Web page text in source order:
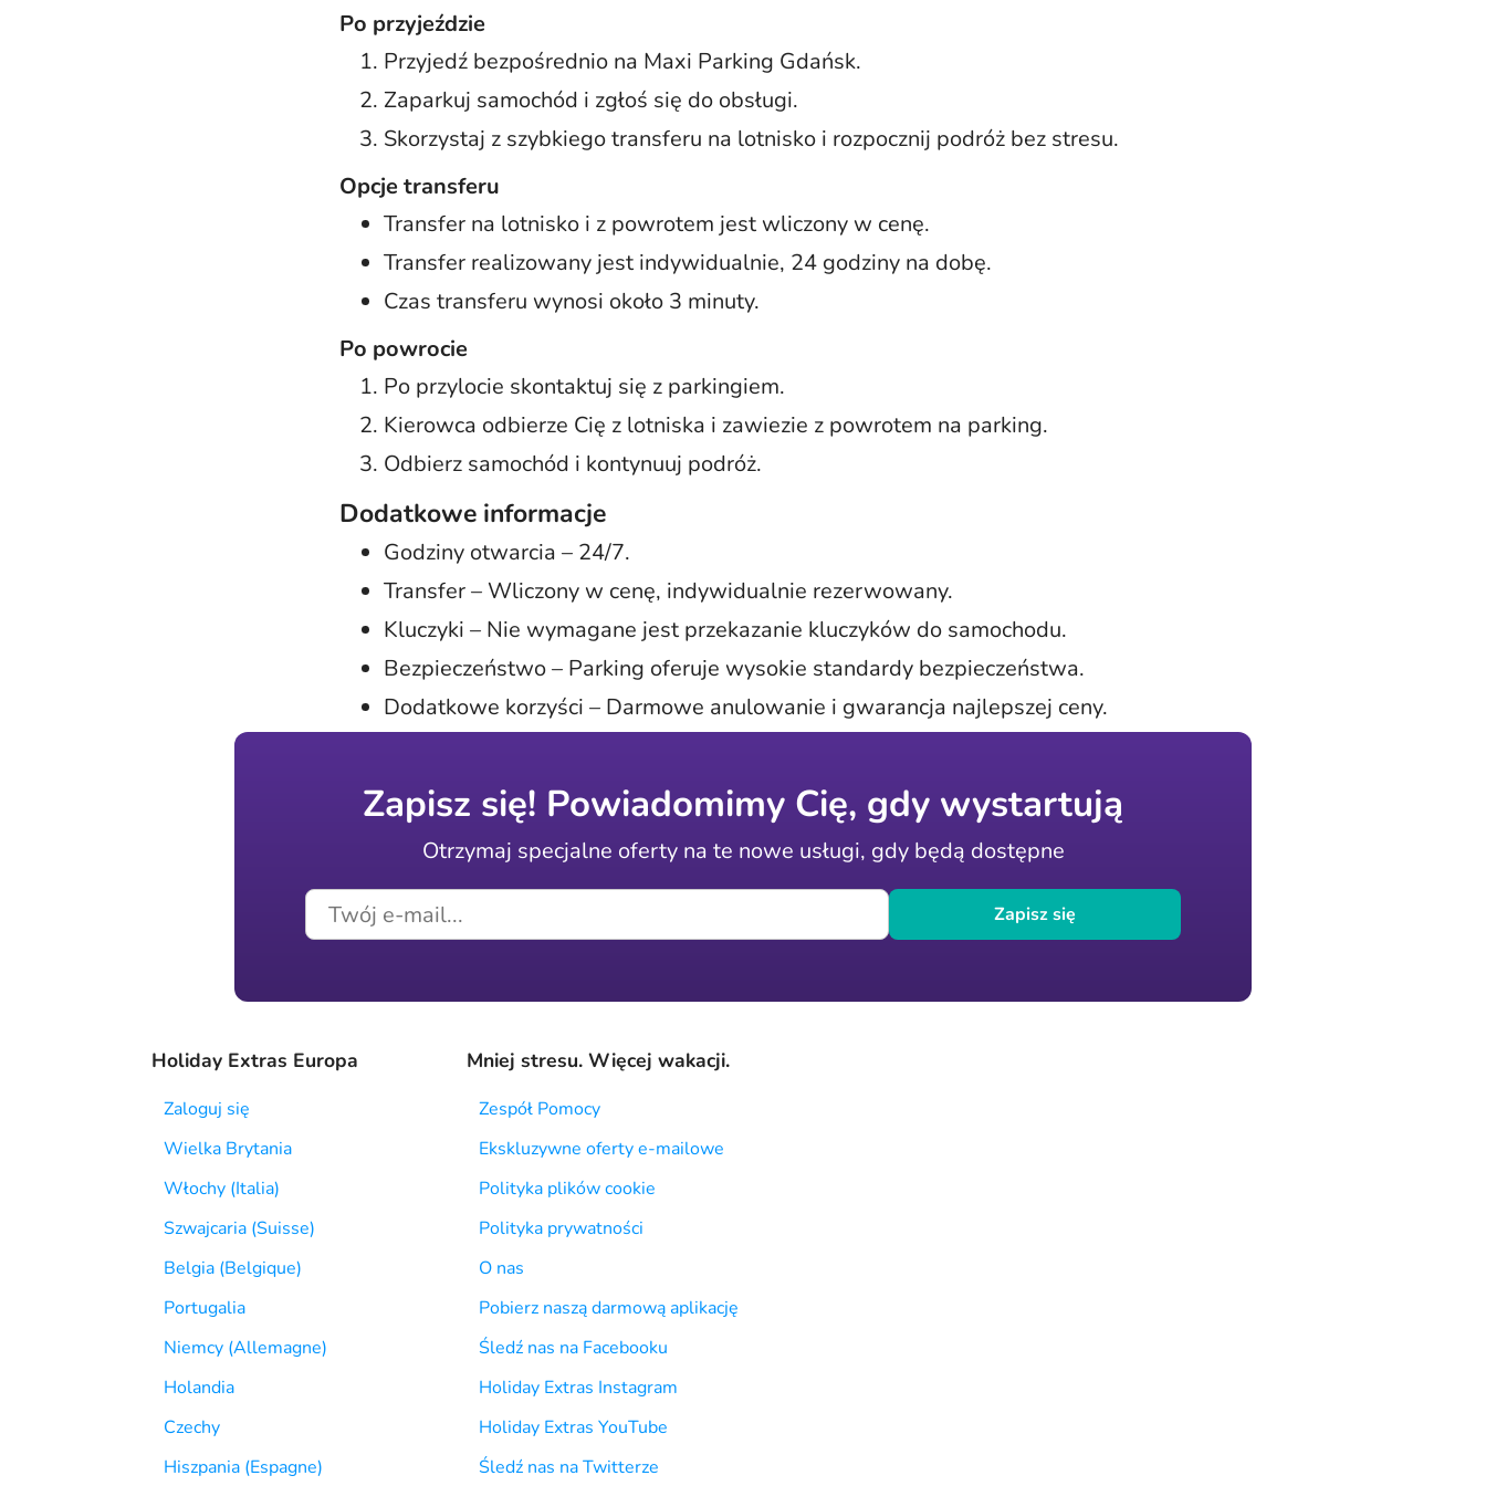
Po przyjeździe
Przyjedź bezpośrednio na Maxi Parking Gdańsk.
Zaparkuj samochód i zgłoś się do obsługi.
Skorzystaj z szybkiego transferu na lotnisko i rozpocznij podróż bez stresu.
Opcje transferu
Transfer na lotnisko i z powrotem jest wliczony w cenę.
Transfer realizowany jest indywidualnie, 24 godziny na dobę.
Czas transferu wynosi około 3 minuty.
Po powrocie
Po przylocie skontaktuj się z parkingiem.
Kierowca odbierze Cię z lotniska i zawiezie z powrotem na parking.
Odbierz samochód i kontynuuj podróż.
Dodatkowe informacje
Godziny otwarcia – 24/7.
Transfer – Wliczony w cenę, indywidualnie rezerwowany.
Kluczyki – Nie wymagane jest przekazanie kluczyków do samochodu.
Bezpieczeństwo – Parking oferuje wysokie standardy bezpieczeństwa.
Dodatkowe korzyści – Darmowe anulowanie i gwarancja najlepszej ceny.
Zapisz się! Powiadomimy Cię, gdy wystartują
Otrzymaj specjalne oferty na te nowe usługi, gdy będą dostępne
Zapisz się
Holiday Extras Europa
Zaloguj się
Wielka Brytania
Włochy (Italia)
Szwajcaria (Suisse)
Belgia (Belgique)
Portugalia
Niemcy (Allemagne)
Holandia
Czechy
Hiszpania (Espagne)
Mniej stresu. Więcej wakacji.
Zespół Pomocy
Ekskluzywne oferty e-mailowe
Polityka plików cookie
Polityka prywatności
O nas
Pobierz naszą darmową aplikację
Śledź nas na Facebooku
Holiday Extras Instagram
Holiday Extras YouTube
Śledź nas na Twitterze